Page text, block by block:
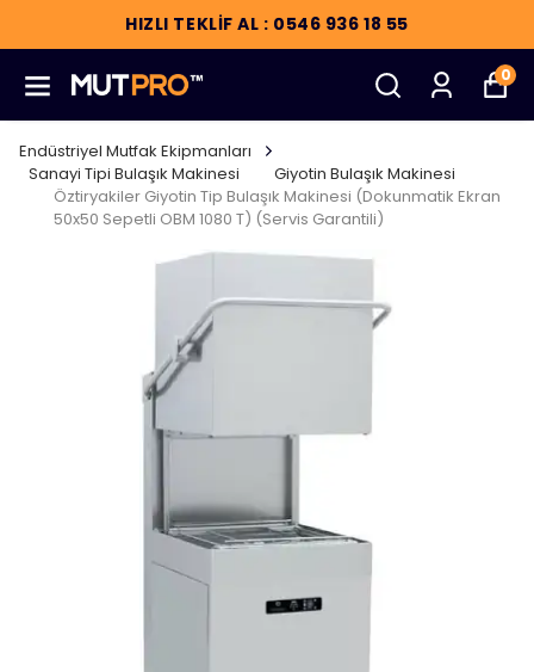
HIZLI TEKLİF AL : 0546 936 18 55
0
Endüstriyel Mutfak Ekipmanları
Sanayi Tipi Bulaşık Makinesi
Giyotin Bulaşık Makinesi
Öztiryakiler Giyotin Tip Bulaşık Makinesi (Dokunmatik Ekran
50x50 Sepetli OBM 1080 T) (Servis Garantili)